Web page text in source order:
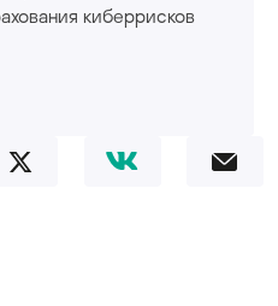
киберрисков